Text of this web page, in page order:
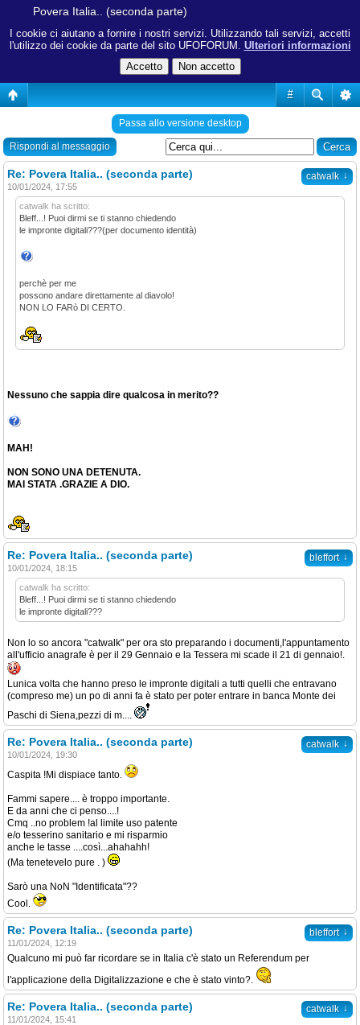
I cookie ci aiutano a fornire i nostri servizi. Utilizzando tali servizi, accetti
l'utilizzo dei cookie da parte del sito UFOFORUM. Ulteriori informazioni
#
Povera Italia.. (seconda parte)
Passa allo versione desktop
Rispondi al messaggio
catwalk ↓
Re: Povera Italia.. (seconda parte)
10/01/2024, 17:55
catwalk ha scritto:
Bleff...! Puoi dirmi se ti stanno chiedendo
le impronte digitali???(per documento identità)
perchè per me
possono andare direttamente al diavolo!
NON LO FARò DI CERTO.
Nessuno che sappia dire qualcosa in merito??
MAH!
NON SONO UNA DETENUTA.
MAI STATA .GRAZIE A DIO.
bleffort ↓
Re: Povera Italia.. (seconda parte)
10/01/2024, 18:15
catwalk ha scritto:
Bleff...! Puoi dirmi se ti stanno chiedendo
le impronte digitali???
Non lo so ancora "catwalk" per ora sto preparando i documenti,l'appuntamento
all'ufficio anagrafe è per il 29 Gennaio e la Tessera mi scade il 21 di gennaio!.
Lunica volta che hanno preso le impronte digitali a tutti quelli che entravano
(compreso me) un po di anni fa è stato per poter entrare in banca Monte dei
Paschi di Siena,pezzi di m....
catwalk ↓
Re: Povera Italia.. (seconda parte)
10/01/2024, 19:30
Caspita !Mi dispiace tanto.
Fammi sapere.... è troppo importante.
E da anni che ci penso....!
Cmq ..no problem !al limite uso patente
e/o tesserino sanitario e mi risparmio
anche le tasse ....così...ahahahh!
(Ma tenetevelo pure . )
Sarò una NoN "Identificata"??
Cool.
bleffort ↓
Re: Povera Italia.. (seconda parte)
11/01/2024, 12:19
Qualcuno mi può far ricordare se in Italia c'è stato un Referendum per
l'applicazione della Digitalizzazione e che è stato vinto?.
catwalk ↓
Re: Povera Italia.. (seconda parte)
11/01/2024, 15:41